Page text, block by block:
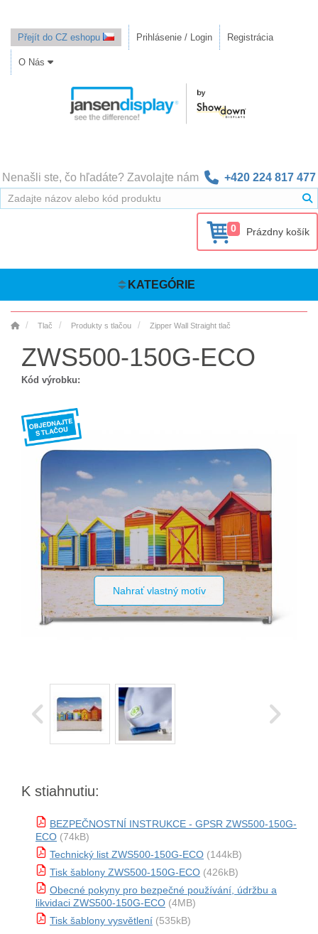
Přejít do CZ eshopu Prihlásenie / Login Registrácia
O Nás
Nenašli ste, čo hľadáte? Zavolajte nám +420 224 817 477
0 Prázdny košík
KATEGÓRIE
Tlač Produkty s tlačou Zipper Wall Straight tlač
ZWS500-150G-ECO
Kód výrobku:
Nahrať vlastný motív
K stiahnutiu:
BEZPEČNOSTNÍ INSTRUKCE - GPSR ZWS500-150G-
ECO (74kB)
Technický list ZWS500-150G-ECO (144kB)
Tisk šablony ZWS500-150G-ECO (426kB)
Obecné pokyny pro bezpečné používání, údržbu a
likvidaci ZWS500-150G-ECO (4MB)
Tisk šablony vysvětlení (535kB)